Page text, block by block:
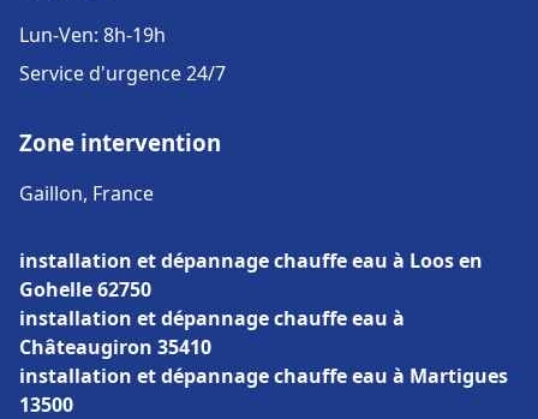
Lun-Ven: 8h-19h
Service d'urgence 24/7
Zone intervention
Gaillon, France
installation et dépannage chauffe eau à Loos en
Gohelle 62750
installation et dépannage chauffe eau à
Châteaugiron 35410
installation et dépannage chauffe eau à Martigues
13500